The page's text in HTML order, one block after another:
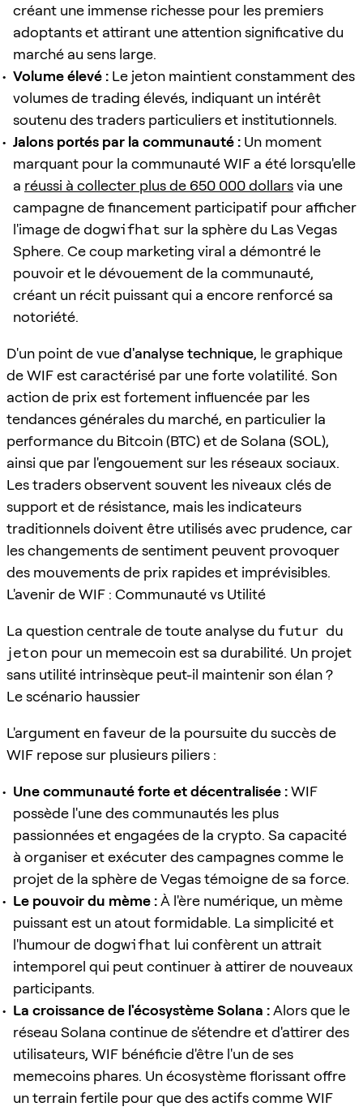
créant une immense richesse pour les premiers
adoptants et attirant une attention significative du
marché au sens large.
Volume élevé : Le jeton maintient constamment des
volumes de trading élevés, indiquant un intérêt
soutenu des traders particuliers et institutionnels.
Jalons portés par la communauté : Un moment
marquant pour la communauté WIF a été lorsqu'elle
a réussi à collecter plus de 650 000 dollarsvia une
campagne de financement participatif pour afficher
l'image dedogwifhat sur la sphère du Las Vegas
Sphere. Ce coup marketing viral a démontré le
pouvoir et le dévouement de la communauté,
créant un récit puissant qui a encore renforcé sa
notoriété.
D'un point de vued'analyse technique, le graphique
de WIF est caractérisé par une forte volatilité. Son
action de prix est fortement influencée par les
tendances générales du marché, en particulier la
performance du Bitcoin (BTC) et de Solana (SOL),
ainsi que par l'engouement sur les réseaux sociaux.
Les traders observent souvent les niveaux clés de
support et de résistance, mais les indicateurs
traditionnels doivent être utilisés avec prudence, car
les changements de sentiment peuvent provoquer
des mouvements de prix rapides et imprévisibles.
L'avenir de WIF : Communauté vs Utilité
La question centrale de toute analyse du futur du
jeton pour un memecoin est sa durabilité. Un projet
sans utilité intrinsèque peut-il maintenir son élan ?
Le scénario haussier
L'argument en faveur de la poursuite du succès de
WIF repose sur plusieurs piliers :
Une communauté forte et décentralisée :WIF
possède l'une des communautés les plus
passionnées et engagées de la crypto. Sa capacité
à organiser et exécuter des campagnes comme le
projet de la sphère de Vegas témoigne de sa force.
Le pouvoir du mème :À l'ère numérique, un mème
puissant est un atout formidable. La simplicité et
l'humour dedogwifhat lui confèrent un attrait
intemporel qui peut continuer à attirer de nouveaux
participants.
La croissance de l'écosystème Solana :Alors que le
réseau Solana continue de s'étendre et d'attirer des
utilisateurs, WIF bénéficie d'être l'un de ses
memecoins phares. Un écosystème florissant offre
un terrain fertile pour que des actifs comme WIF